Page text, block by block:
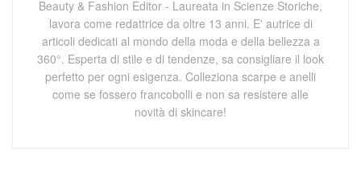
Beauty & Fashion Editor - Laureata in Scienze Storiche,
lavora come redattrice da oltre 13 anni. E' autrice di
articoli dedicati al mondo della moda e della bellezza a
360°. Esperta di stile e di tendenze, sa consigliare il look
perfetto per ogni esigenza. Colleziona scarpe e anelli
come se fossero francobolli e non sa resistere alle
novità di skincare!